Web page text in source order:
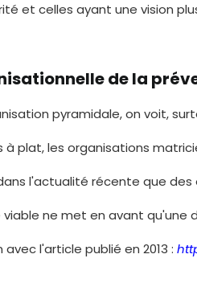
et celles ayant une vision
de la
pyramidale, on voit,
à plat, les organisations
l'actualité récente que des
ne met en avant
l'article publié en 2013 :